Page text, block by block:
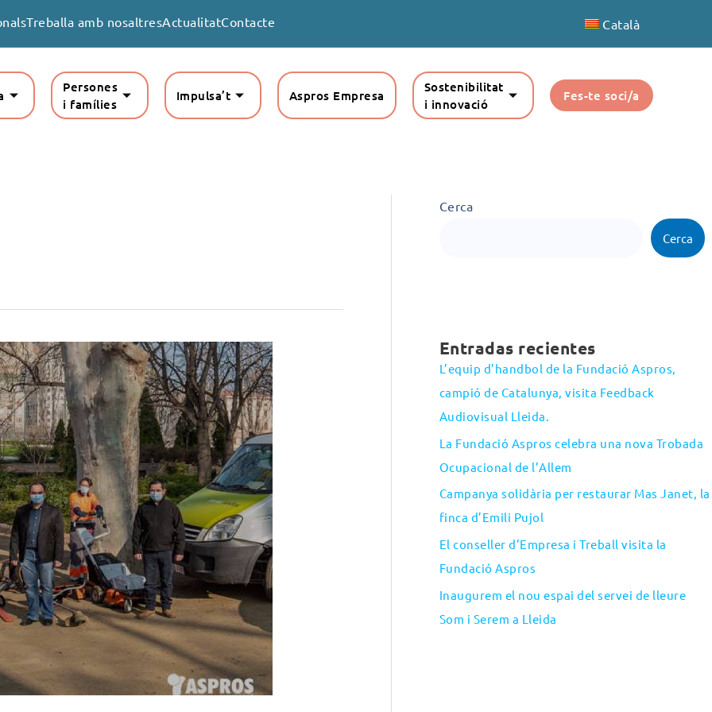
Treballa amb nosaltresActualitatContacte Català
Persones
i famílies
Impulsa’t Aspros Empresa
Sostenibilitat
i innovació
Fes-te soci/a
Cerca
Cerca
Entradas recientes
L’equip d’handbol de la Fundació Aspros,
campió de Catalunya, visita Feedback
Audiovisual Lleida.
La Fundació Aspros celebra una nova Trobada
Ocupacional de l’Allem
Campanya solidària per restaurar Mas Janet, la
finca d’Emili Pujol
El conseller d’Empresa i Treball visita la
Fundació Aspros
Inaugurem el nou espai del servei de lleure
Som i Serem a Lleida